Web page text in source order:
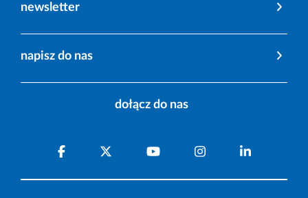
newsletter
napisz do nas
dołącz do nas